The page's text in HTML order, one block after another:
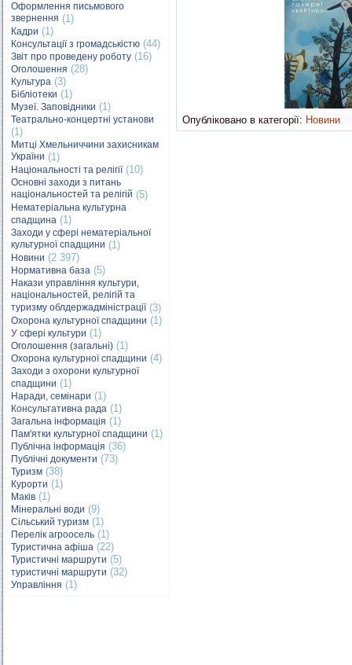
Оформлення письмового
звернення (1)
Кадри (1)
Консультації з громадськістю (44)
Звіт про проведену роботу (16)
Оголошення (28)
Культура (3)
Бібліотеки (1)
Музеї. Заповідники (1)
Театрально-концертні установи
(1)
Митці Хмельниччини захисникам
України (1)
Національності та релігії(10)
Основні заходи з питань
національностей та релігій (5)
Нематеріальна культурна
спадщина (1)
Заходи у сфері нематеріальної
культурної спадщини (1)
Новини (2 397)
Нормативна база (5)
Накази управління культури,
національностей, релігій та
туризму облдержадміністрації(3)
Охорона культурної спадщини (1)
У сфері культури (1)
Оголошення (загальні) (1)
Охорона культурної спадщини (4)
Заходи з охорони культурної
спадщини (1)
Наради, семінари (1)
Консультативна рада (1)
Загальна інформація (1)
Пам'ятки культурної спадщини (1)
Публічна інформація (36)
Публічні документи (73)
Туризм (38)
Курорти (1)
Маків (1)
Мінеральні води (9)
Сільський туризм (1)
Перелік агроосель (1)
Туристична афіша (22)
Туристичні маршрути (5)
туристичні маршрути (32)
Управління (1)
Опубліковано в категорії: Новини